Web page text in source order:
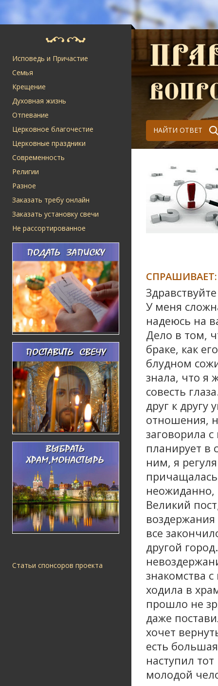
Исповедь и Причастие
Семья
Крещение
Духовная жизнь
Отпевание
Церковное благочестие
Церковные праздники
Современность
Религии
Разное
Заказать требу онлайн
Заказать установку свечи
Не рассортированное
Статьи спонсоров проекта
НАЙТИ ОТВЕТ
СПРАШИВАЕТ:
У меня
надеюсь на
Дело в том,
браке, как
блудном
знала, что я
совесть
друг к другу
отношения,
заговорила
планирует в
ним, я
неожиданно,
Великий
все
другой
знакомства
ходила в
прошло не
даже
хочет
есть
наступил
молодой